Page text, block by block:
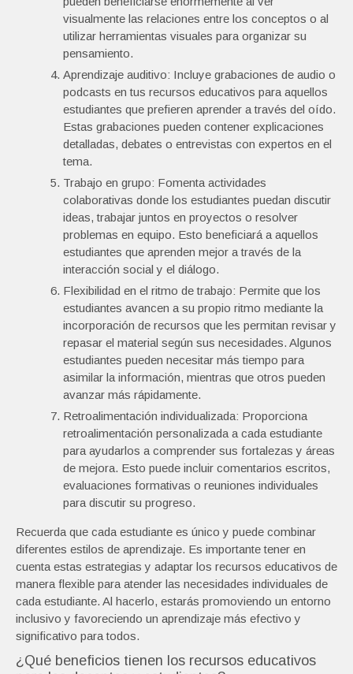
visualmente las relaciones entre los conceptos o al
utilizar herramientas visuales para organizar su
pensamiento.
Aprendizaje auditivo: Incluye grabaciones de audio o
podcasts en tus recursos educativos para aquellos
estudiantes que prefieren aprender a través del oído.
Estas grabaciones pueden contener explicaciones
detalladas, debates o entrevistas con expertos en el
tema.
Trabajo en grupo: Fomenta actividades
colaborativas donde los estudiantes puedan discutir
ideas, trabajar juntos en proyectos o resolver
problemas en equipo. Esto beneficiará a aquellos
estudiantes que aprenden mejor a través de la
interacción social y el diálogo.
Flexibilidad en el ritmo de trabajo: Permite que los
estudiantes avancen a su propio ritmo mediante la
incorporación de recursos que les permitan revisar y
repasar el material según sus necesidades. Algunos
estudiantes pueden necesitar más tiempo para
asimilar la información, mientras que otros pueden
avanzar más rápidamente.
Retroalimentación individualizada: Proporciona
retroalimentación personalizada a cada estudiante
para ayudarlos a comprender sus fortalezas y áreas
de mejora. Esto puede incluir comentarios escritos,
evaluaciones formativas o reuniones individuales
para discutir su progreso.
Recuerda que cada estudiante es único y puede combinar
diferentes estilos de aprendizaje. Es importante tener en
cuenta estas estrategias y adaptar los recursos educativos de
manera flexible para atender las necesidades individuales de
cada estudiante. Al hacerlo, estarás promoviendo un entorno
inclusivo y favoreciendo un aprendizaje más efectivo y
significativo para todos.
¿Qué beneficios tienen los recursos educativos